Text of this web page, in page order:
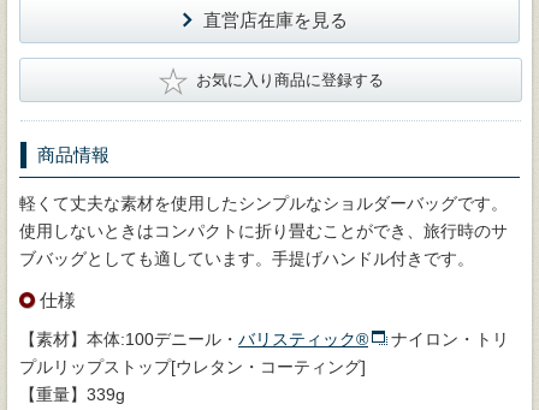
直営店在庫を見る
★ お気に入り商品に登録する
商品情報
軽くて丈夫な素材を使用したシンプルなショルダーバッグです。
使用しないときはコンパクトに折り畳むことができ、旅行時のサ
ブバッグとしても適しています。手提げハンドル付きです。
仕様
【素材】本体:100デニール・ バリスティック®
ナイロン・トリ
プルリップストップ[ウレタン・コーティング]
【重量】339g